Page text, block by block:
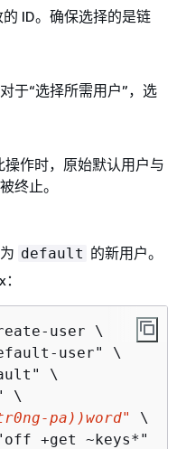
ID。确保选择的是链
于“选择所需用户”，选
操作时，原始默认用户与
终止。
default 的新用户。
user \
user" \
\
\
pa))word"
\
+get ~keys*"